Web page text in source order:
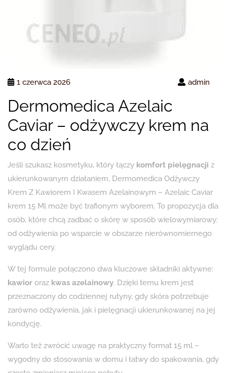
1 czerwca 2026 admin
Dermomedica Azelaic
Caviar – odżywczy krem na
co dzień
Jeśli szukasz kosmetyku, który łączy komfort pielęgnacji z
ukierunkowanym działaniem, Dermomedica Odżywczy
Krem ​​Z Kawiorem I Kwasem Azelainowym – Azelaic Caviar
krem 15 Ml może być trafionym wyborem. To propozycja dla
osób, które chcą zadbać o skórę w sposób wielowymiarowy:
od odżywienia po wsparcie w obszarze nierównomiernego
wyglądu cery.
W tej formule połączono dwa kluczowe składniki aktywne:
kawior oraz kwas azelainowy. Dzięki temu krem jest
przeznaczony do codziennej rutyny, gdy skóra potrzebuje
zarówno odżywienia, jak i pielęgnacji ukierunkowanej na jej
kondycję.
Warto też zwrócić uwagę na praktyczny format 15 ml –
wygodny do stosowania w domu i łatwy do spakowania, gdy